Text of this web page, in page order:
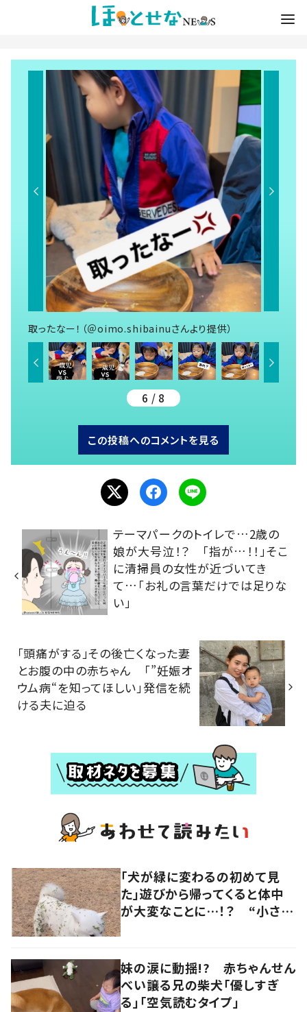
取ったなー！（＠oimo.shibainuさんより提供）
6 / 8
この投稿へのコメントを見る
テーマパークのトイレで…2歳の
娘が大号泣！？ 「指が…！！」そこ
に清掃員の女性が近づいてき
て…「お礼の言葉だけでは足りな
い」
「頭痛がする」その後亡くなった妻
とお腹の中の赤ちゃん 「”妊娠オ
ウム病“を知ってほしい」発信を続
ける夫に迫る
「犬が緑に変わるの初めて見
た」遊びから帰ってくると体中
が大変なことに…！？ “小さい
妹の涙に動揺!? 赤ちゃんせん
べい譲る兄の柴犬「優しすぎ
る」「空気読むタイプ」